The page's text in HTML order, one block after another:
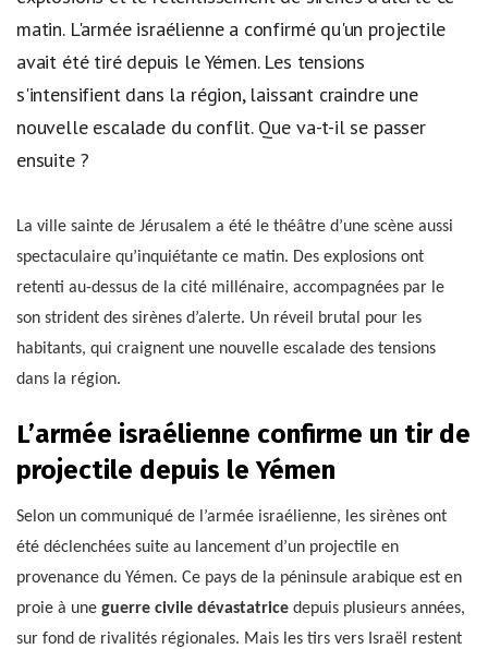
matin. L'armée israélienne a confirmé qu'un projectile
avait été tiré depuis le Yémen. Les tensions
s'intensifient dans la région, laissant craindre une
nouvelle escalade du conflit. Que va-t-il se passer
ensuite ?
La ville sainte de Jérusalem a été le théâtre d’une scène aussi
spectaculaire qu’inquiétante ce matin. Des explosions ont
retenti au-dessus de la cité millénaire, accompagnées par le
son strident des sirènes d’alerte. Un réveil brutal pour les
habitants, qui craignent une nouvelle escalade des tensions
dans la région.
L’armée israélienne confirme un tir de
projectile depuis le Yémen
Selon un communiqué de l’armée israélienne, les sirènes ont
été déclenchées suite au lancement d’un projectile en
provenance du Yémen. Ce pays de la péninsule arabique est en
proie à une guerre civile dévastatrice depuis plusieurs années,
sur fond de rivalités régionales. Mais les tirs vers Israël restent